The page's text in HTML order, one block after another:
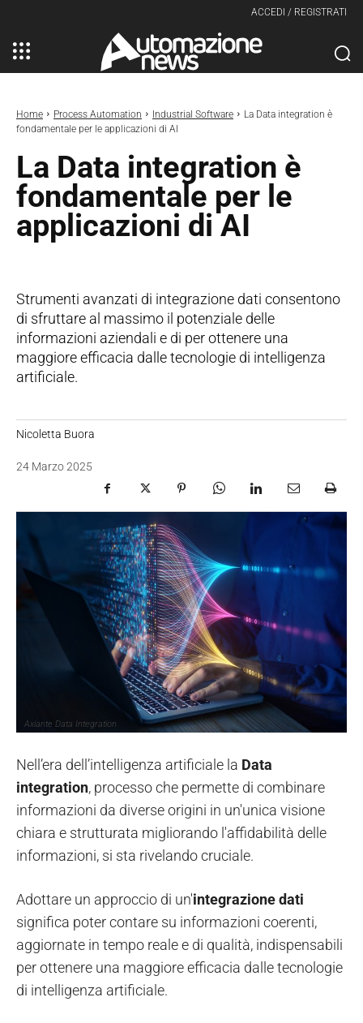
ACCEDI / REGISTRATI
Home Process Automation Industrial Software
La Data integration è
fondamentale per le applicazioni di AI
La Data integration è
fondamentale per le
applicazioni di AI
Strumenti avanzati di integrazione dati consentono
di sfruttare al massimo il potenziale delle
informazioni aziendali e di per ottenere una
maggiore efficacia dalle tecnologie di intelligenza
artificiale.
Nicoletta Buora
24 Marzo 2025
Axiante Data Integration
Nell’era dell’intelligenza artificiale la Data
integration, processo che permette di combinare
informazioni da diverse origini in un'unica visione
chiara e strutturata migliorando l'affidabilità delle
informazioni, si sta rivelando cruciale.
Adottare un approccio di un'integrazione dati
significa poter contare su informazioni coerenti,
aggiornate in tempo reale e di qualità, indispensabili
per ottenere una maggiore efficacia dalle tecnologie
di intelligenza artificiale.